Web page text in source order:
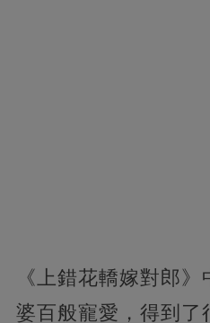
《上錯花轎嫁對郎
婆百般寵愛，得到了